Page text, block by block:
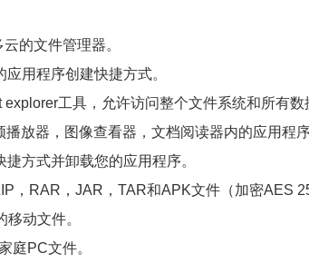
的文件管理器。
用程序创建快捷方式。
工具，允许访问整个文件系统和所有数
放器，图像查看器，文档阅读器内的应用程序
方式并卸载您的应用程序。
，RAR，JAR，TAR和APK文件（加密AES
动文件。
庭PC文件。